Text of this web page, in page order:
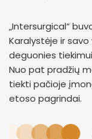
„Intersurgical“
Karalystėje ir
deguonies
Nuo pat pradžių
tiekti pačioje
etoso pagrindai.